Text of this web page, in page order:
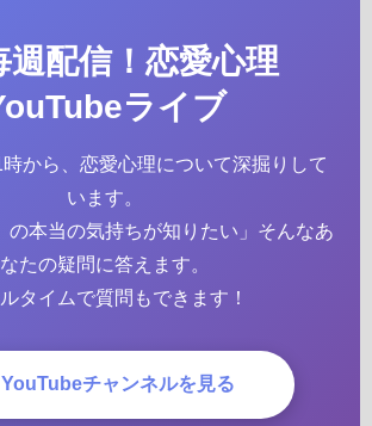
週配信！恋愛心理
ライブ
から、恋愛心理について深掘りして
います。
の本当の気持ちが知りたい」そんなあ
なたの疑問に答えます。
タイムで質問もできます！
YouTubeチャンネルを見る